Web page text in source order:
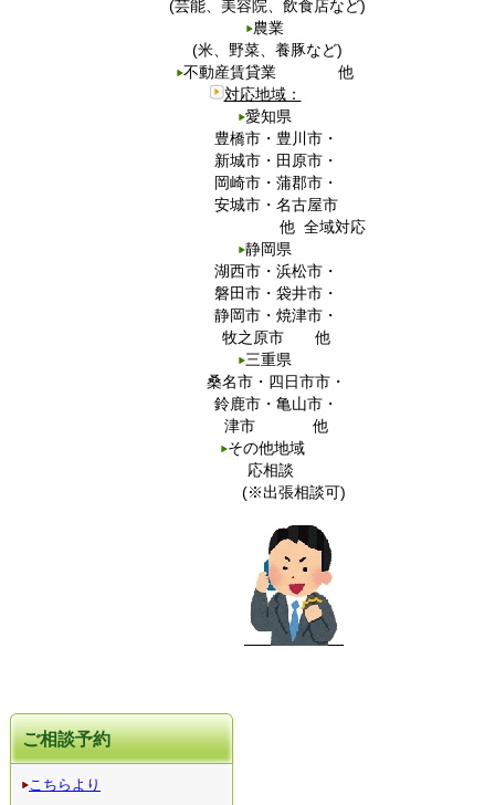
(芸能、美容院、飲食店など)
農業
(米、野菜、養豚など)
不動産賃貸業 他
対応地域：
愛知県
豊橋市・豊川市・
新城市・田原市・
岡崎市・蒲郡市・
安城市・名古屋市
他 全域対応
静岡県
湖西市・浜松市・
磐田市・袋井市・
静岡市・焼津市・
牧之原市 他
三重県
桑名市・四日市市・
鈴鹿市・亀山市・
津市 他
その他地域
応相談
(※出張相談可)
ご相談予約
こちらより